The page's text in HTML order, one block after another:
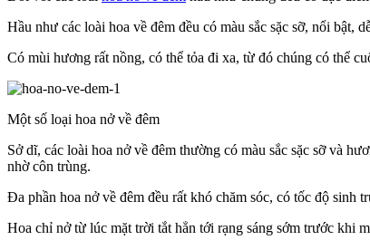
Hầu như các loài hoa về đêm đều có màu sắc sặc sỡ, nổi
Có mùi hương rất nồng, có thể tỏa đi xa, từ đó chúng có thể
Một số loại hoa nở về đêm
Sở dĩ, các loài hoa nở về đêm thường có màu sắc sặc sỡ và
nhờ côn trùng.
Đa phần hoa nở về đêm đều rất khó chăm sóc, có tốc độ sinh
Hoa chỉ nở từ lúc mặt trời tắt hẳn tới rạng sáng sớm trước khi